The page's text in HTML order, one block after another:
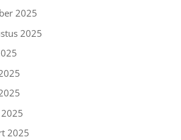
2025
2025
2025